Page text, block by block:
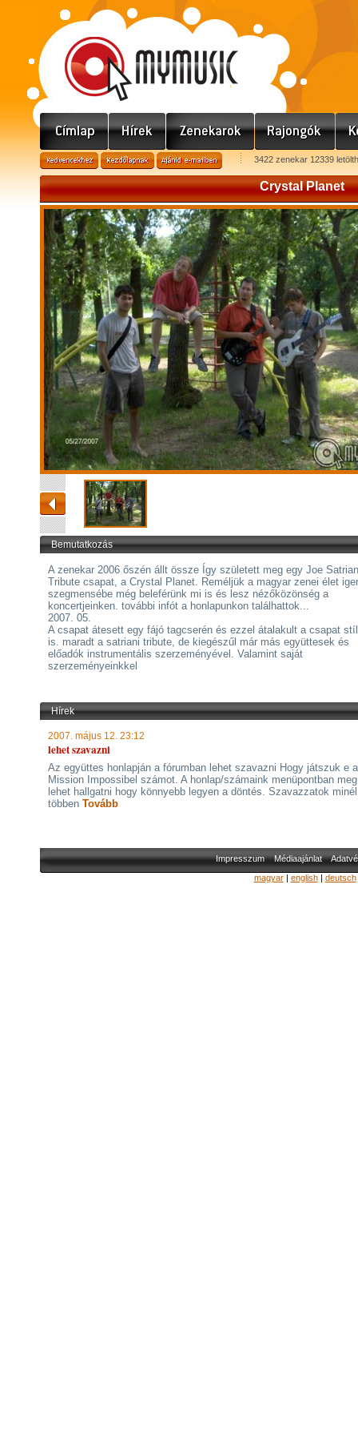
3422 zenekar 12339
Crystal Planet
Bemutatkozás
A zenekar 2006 őszén állt össze Így született meg egy Joe
Tribute csapat, a Crystal Planet. Reméljük a magyar zenei élet
szegmensébe még beleférünk mi is és lesz nézőközönség a
koncertjeinken. további infót a honlapunkon találhattok...
2007. 05.
A csapat átesett egy fájó tagcserén és ezzel átalakult a csapat
is. maradt a satriani tribute, de kiegészűl már más együttesek és
előadók instrumentális szerzeményével. Valamint saját
szerzeményeinkkel
Hírek
2007. május 12. 23:12
lehet szavazni
Az együttes honlapján a fórumban lehet szavazni Hogy játszuk e
Mission Impossibel számot. A honlap/számaink menüpontban
lehet hallgatni hogy könnyebb legyen a döntés. Szavazzatok minél
többen Tovább
Impresszum Médiaajánlat
magyar| english| deutsch